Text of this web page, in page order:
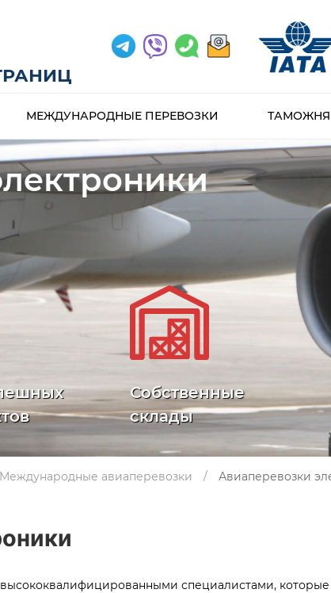
МЕЖДУНАРОДНЫЕ ПЕРЕВОЗКИ ТАМОЖНЯ
Собственные
склады
Международные авиаперевозки Авиаперевозки
специалистами,